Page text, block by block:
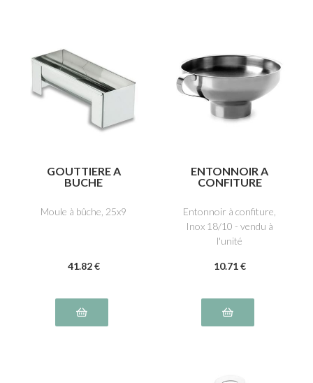
GOUTTIERE A
BUCHE
Moule à bûche, 25x9
41.82 €
ENTONNOIR A
CONFITURE
Entonnoir à confiture,
Inox 18/10 - vendu à
l'unité
10.71 €